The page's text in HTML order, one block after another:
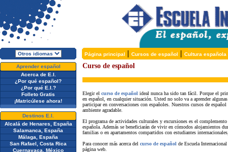
Página principal | Cursos de español | Cultura española
Aprender español
Acerca de E.I.
¿Por qué español?
¿Por qué E.I.?
Folleto Gratis
¡Matricúlese ahora!
Destinos E.I.
Alcalá de Henares, España
Salamanca, España
Málaga, España
San Rafael, Costa Rica
Cuernavaca, México
Curso de español
Elegir el curso de español ideal nunca ha sido tan fácil. Porque el
en español, en cualquier situación. Usted no solo va a aprender
participar en conversaciones con españoles. Nuestros cursos de
ambiente agradable.
El programa de actividades culturales y excursiones es el
española. Además se beneficiarán de vivir en cómodos alojamientos
familias o en apartamentos compartidos con estudiantes
Para conocer más acerca del curso de español de Escuela
página web.